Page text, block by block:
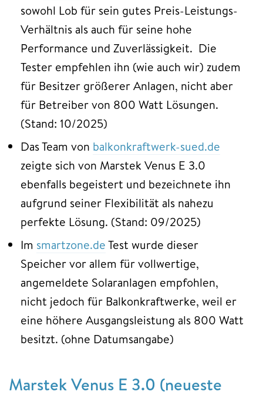
sowohl Lob für sein gutes Preis-Leistungs-
Verhältnis als auch für seine hohe
Performance und Zuverlässigkeit. Die
Tester empfehlen ihn (wie auch wir) zudem
für Besitzer größerer Anlagen, nicht aber
für Betreiber von 800 Watt Lösungen.
(Stand: 10/2025)
Das Team von balkonkraftwerk-sued.de
zeigte sich von Marstek Venus E 3.0
ebenfalls begeistert und bezeichnete ihn
aufgrund seiner Flexibilität als nahezu
perfekte Lösung. (Stand: 09/2025)
Im smartzone.deTest wurde dieser
Speicher vor allem für vollwertige,
angemeldete Solaranlagen empfohlen,
nicht jedoch für Balkonkraftwerke, weil er
eine höhere Ausgangsleistung als 800 Watt
besitzt. (ohne Datumsangabe)
Marstek Venus E 3.0 (neueste